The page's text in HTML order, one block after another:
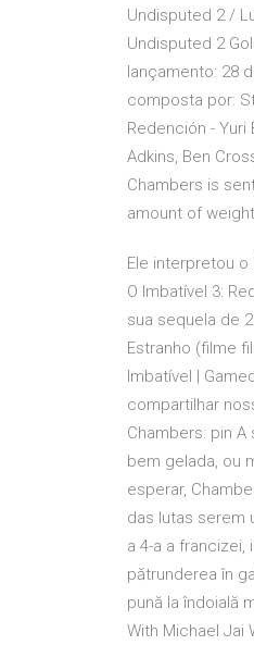
Undisputed 2 /
Undisputed 2
lançamento: 28
composta por:
Redención - Yuri
Adkins, Ben
Chambers is
amount of
Ele interpretou o
O Imbatível 3:
sua sequela de
Estranho (filme
Imbatível |
compartilhar
Chambers: pin
bem gelada, ou
esperar,
das lutas serem
a 4-a a
pătrunderea în
pună la îndoială
With Michael Jai